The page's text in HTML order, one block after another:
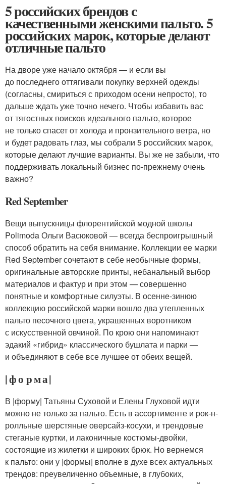
5 российских брендов с
качественными женскими пальто. 5
российских марок, которые делают
отличные пальто
На дворе уже начало октября — и если вы
до последнего оттягивали покупку верхней одежды
(согласны, смириться с приходом осени непросто), то
дальше ждать уже точно нечего. Чтобы избавить вас
от тягостных поисков идеального пальто, которое
не только спасет от холода и пронзительного ветра, но
и будет радовать глаз, мы собрали 5 российских марок,
которые делают лучшие варианты. Вы же не забыли, что
поддерживать локальный бизнес по-прежнему очень
важно?
Red September
Вещи выпускницы флорентийской модной школы
Polimoda Ольги Васюковой — всегда беспроигрышный
способ обратить на себя внимание. Коллекции ее марки
Red September сочетают в себе необычные формы,
оригинальные авторские принты, небанальный выбор
материалов и фактур и при этом — совершенно
понятные и комфортные силуэты. В осенне-зинюю
коллекцию российской марки вошло два утепленных
пальто песочного цвета, украшенных воротником
с искусственной овчиной. По крою они напоминают
эдакий «гибрид» классического бушлата и парки —
и объединяют в себе все лучшее от обеих вещей.
| ф о р м а |
В |форму| Татьяны Суховой и Елены Глуховой идти
можно не только за пальто. Есть в ассортименте и рок-н-
ролльные шерстяные оверсайз-косухи, и трендовые
стеганые куртки, и лаконичные костюмы-двойки,
состоящие из жилетки и широких брюк. Но вернемся
к пальто: они у |формы| вполне в духе всех актуальных
трендов: преувеличенно объемные, в глубоких,